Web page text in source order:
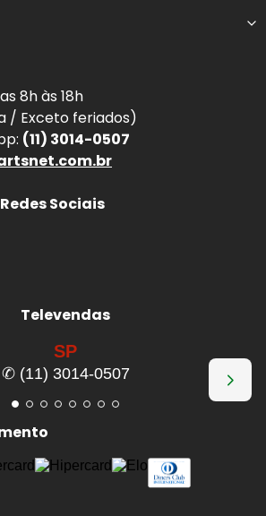
8h às 18h
/ Exceto feriados)
(11) 3014-0507
Sociais
Televendas
SP
✆ (11) 3014-0507